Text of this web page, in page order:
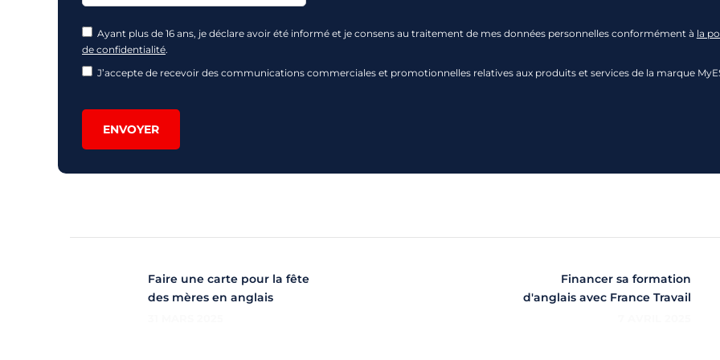
Ayant plus de 16 ans, je déclare avoir été informé et je consens au traitement de mes données personnelles conformément à la
de confidentialité.
J’accepte de recevoir des communications commerciales et promotionnelles relatives aux produits et services de la marque
ENVOYER
Faire une carte pour la fête
des mères en anglais
Financer sa formation
d'anglais avec France Travail